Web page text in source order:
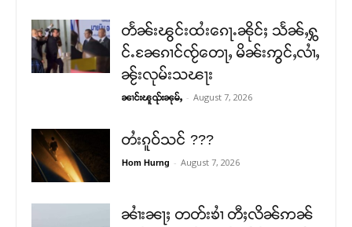
တႅၼ်းၽွင်းထႆးၵေႃႉၼိုင်ႈ သႅၼ်ႇႁွ
င်ႉၼႄၵၢင်ၸႂ်တေႃႇ မိၼ်းဢွင်ႇလၢႆႇ
ၼႂ်းလုမ်းသၽႃး
ၼၢင်းၽူၺ်းၼုမ်ႇ - August 7, 2026
တႆးၵူဝ်သင် ???
Hom Hurng - August 7, 2026
ၼၢႆးၼႃႈ တတ်းၶၢႆ တီႈလိၼ်ဢၼ်